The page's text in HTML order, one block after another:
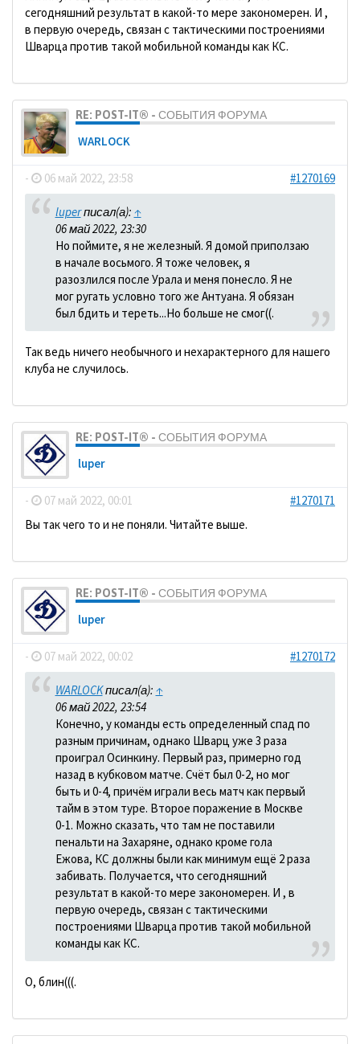
сегодняшний результат в какой-то мере закономерен. И ,
в первую очередь, связан с тактическими построениями
Шварца против такой мобильной команды как КС.
RE: POST-IT® - СОБЫТИЯ ФОРУМА
WARLOCK
- 06 май 2022, 23:58 #1270169
luperписал(а): ↑
06 май 2022, 23:30
Но поймите, я не железный. Я домой приползаю
в начале восьмого. Я тоже человек, я
разозлился после Урала и меня понесло. Я не
мог ругать условно того же Антуана. Я обязан
был бдить и тереть...Но больше не смог((.
Так ведь ничего необычного и нехарактерного для нашего
клуба не случилось.
RE: POST-IT® - СОБЫТИЯ ФОРУМА
luper
- 07 май 2022, 00:01
#1270171
Вы так чего то и не поняли. Читайте выше.
RE: POST-IT® - СОБЫТИЯ ФОРУМА
luper
- 07 май 2022, 00:02 #1270172
WARLOCKписал(а): ↑
06 май 2022, 23:54
Конечно, у команды есть определенный спад по
разным причинам, однако Шварц уже 3 раза
проиграл Осинкину. Первый раз, примерно год
назад в кубковом матче. Счёт был 0-2, но мог
быть и 0-4, причём играли весь матч как первый
тайм в этом туре. Второе поражение в Москве
0-1. Можно сказать, что там не поставили
пенальти на Захаряне, однако кроме гола
Ежова, КС должны были как минимум ещё 2 раза
забивать. Получается, что сегодняшний
результат в какой-то мере закономерен. И , в
первую очередь, связан с тактическими
построениями Шварца против такой мобильной
команды как КС.
О, блин(((.